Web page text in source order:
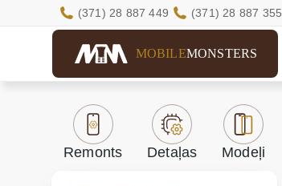
(371) 28 887 449 (371) 28 887 355
MOBILEMONSTERS
Remonts Detaļas Modeļi